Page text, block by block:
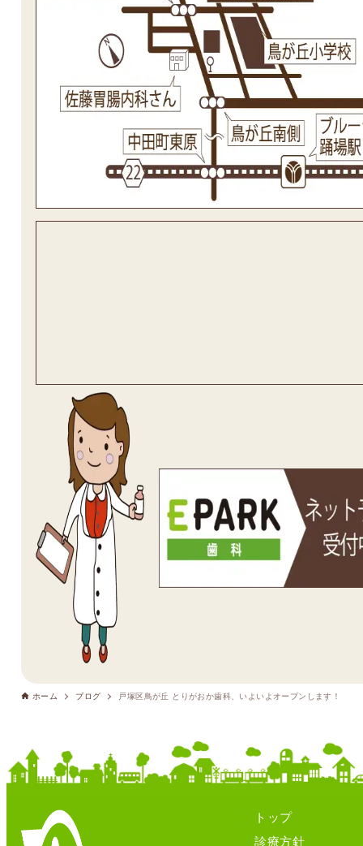
ホーム ブログ 戸塚区鳥が丘 とりがおか歯科、いよいよオープンします！
トップ
診療方針